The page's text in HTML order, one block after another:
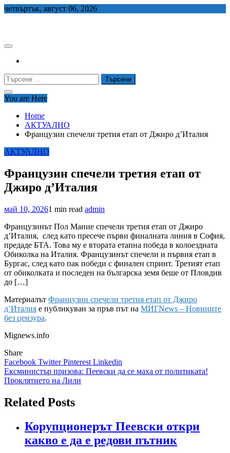
Skip
четвъртък, август 06, 2026
Търсене
за:
You are Here
Home
АКТУАЛНО
Французин спечели третия етап от Джиро д’Италия
АКТУАЛНО
Французин спечели третия етап от
Джиро д’Италия
май 10, 20261 min read admin
Французинът Пол Мание спечели третия етап от Джиро
д’Италия, след като пресече първи финалната линия в София,
предаде БТА. Това му е втората етапна победа в колоездната
Обиколка на Италия. Французинът спечели и първия етап в
Бургас, след като пак победи с финален спринт. Третият етап
от обиколката и последен на българска земя беше от Пловдив
до […]
Материалът Французин спечели третия етап от Джиро
д’Италия е публикуван за пръв път на МИГNews – Новините
без цензура.
Mignews.info
Share
Facebook TwitterPinterest Linkedin
Навигация
Ексминистър призова: Пеевски да се маха от политиката!
Проклятието на Лили
Related Posts
Корупционерът Пеевски откри
какво е да е редови пътник